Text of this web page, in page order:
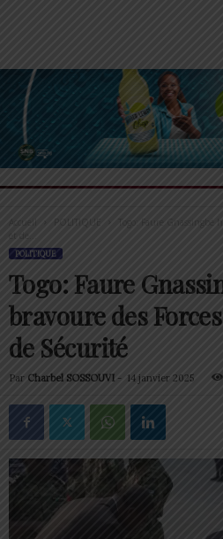
Accueil POLITIQUE
Togo: Faure Gnassingbé
POLITIQUE
Togo: Faure
bravoure des
de Sécurité
Par Charbel SOSSOUVI - 14 janvier 2025